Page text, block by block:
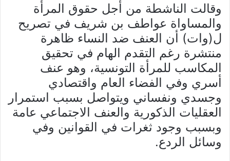
وقالت الناشطة من أجل حقوق المرأة
والمساواة عواطف بن شريف في تصريح
ل(وات) أن العنف ضد النساء ظاهرة
منتشرة رغم التقدم الهام في تحقيق
المكاسب للمرأة التونسية، وهو عنف
أسري وفي الفضاء العام واقتصادي
وجسدي ونفساني ويتواصل بسبب استمرار
العقليات الذكورية والعنف الاجتماعي عامة
وبسبب وجود ثغرات في القوانين وفي
وسائل الردع.